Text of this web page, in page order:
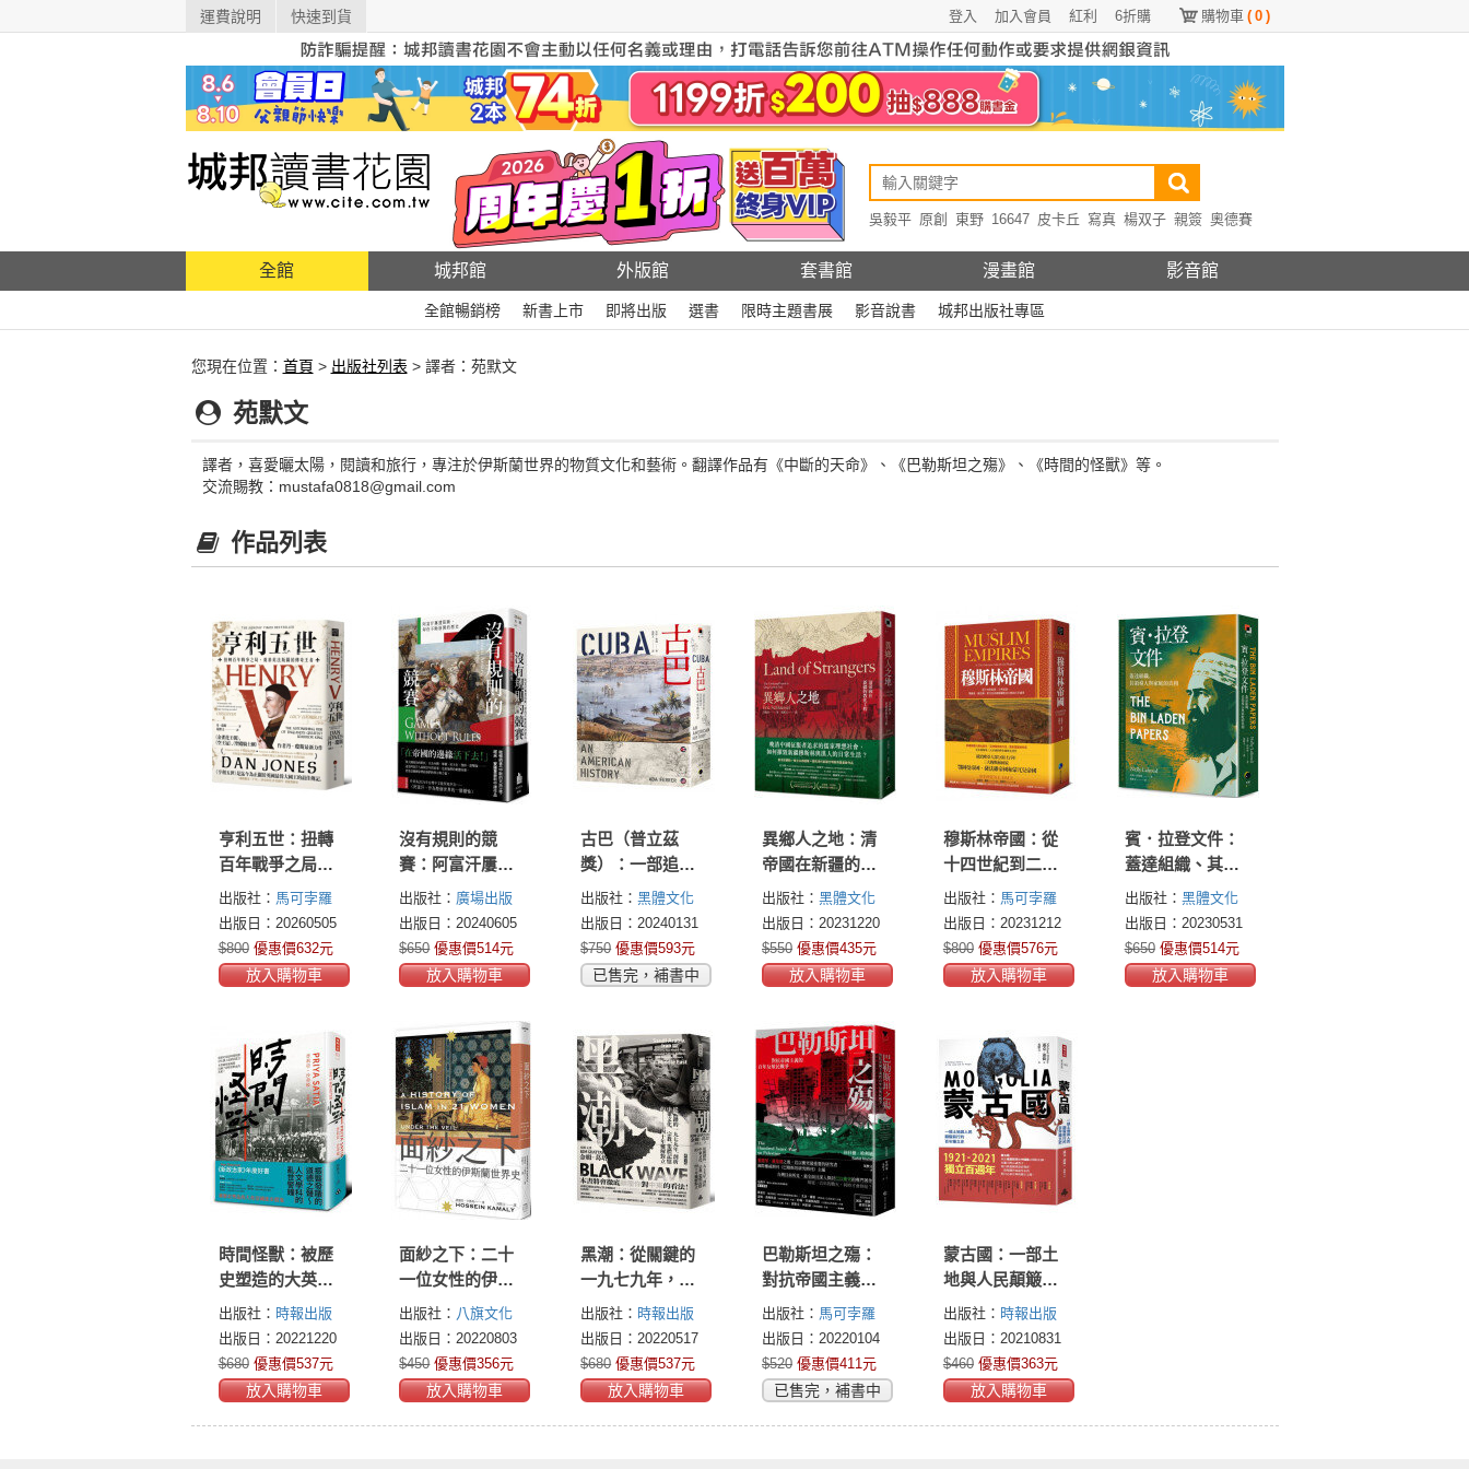
運費說明 快速到貨 購物車 ( 0 )
6折購
紅利
加入會員
登入
吳毅平 原創 東野 16647 皮卡丘 寫真 楊双子 親簽 奧德賽
全館 城邦館 外版館 套書館 漫畫館 影音館
全館暢銷榜 新書上市 即將出版 選書 限時主題書展 影音說書 城邦出版社專區
您現在位置： 首頁 > 出版社列表 > 譯者：苑默文
苑默文
譯者，喜愛曬太陽，閱讀和旅行，專注於伊斯蘭世界的物質文化和藝術。翻譯作品有《中斷的天命》、《巴勒斯坦之殤》、《時間的怪獸》等。
交流賜教：mustafa0818@gmail.com
作品列表
亨利五世：扭轉
百年戰爭之局，
奠基英法版圖的
傳奇王者
出版社： 馬可孛羅
出版日：20260505
$800 優惠價632元
放入購物車
沒有規則的競
賽：阿富汗屢遭
阻斷，卻仍不斷
展開的歷史
出版社： 廣場出版
出版日：20240605
$650 優惠價514元
放入購物車
古巴（普立茲
獎）：一部追求
自由、反抗殖
民、與美國交織
的史詩
出版社：黑體文化
出版日：20240131
$750 優惠價593元
已售完，補書中
異鄉人之地：清
帝國在新疆的教
化工程
出版社： 黑體文化
出版日：20231220
$550 優惠價435元
放入購物車
穆斯林帝國：從
十四世紀到二十
世紀初，鄂圖
曼、薩法維、蒙
兀兒帝國稱霸歐
亞大陸的百年盛
事
出版社： 馬可孛羅
出版日：20231212
$800 優惠價576元
放入購物車
賓．拉登文件：
蓋達組織、其領
導人與家庭的真
相
出版社： 黑體文化
出版日：20230531
$650 優惠價514元
放入購物車
時間怪獸：被歷
史塑造的大英帝
國進步假象
出版社： 時報出版
出版日：20221220
$680 優惠價537元
放入購物車
面紗之下：二十
一位女性的伊斯
蘭世界史
出版社： 八旗文化
出版日：20220803
$450 優惠價356元
放入購物車
黑潮：從關鍵的
一九七九年，剖
析中東文化、宗
教、集體記憶的
四十年難解對立
出版社： 時報出版
出版日：20220517
$680 優惠價537元
放入購物車
巴勒斯坦之殤：
對抗帝國主義的
百年反殖民戰爭
出版社： 馬可孛羅
出版日：20220104
$520 優惠價411元
已售完，補書中
蒙古國：一部土
地與人民顛簸前
行的百年獨立史
出版社： 時報出版
出版日：20210831
$460 優惠價363元
放入購物車